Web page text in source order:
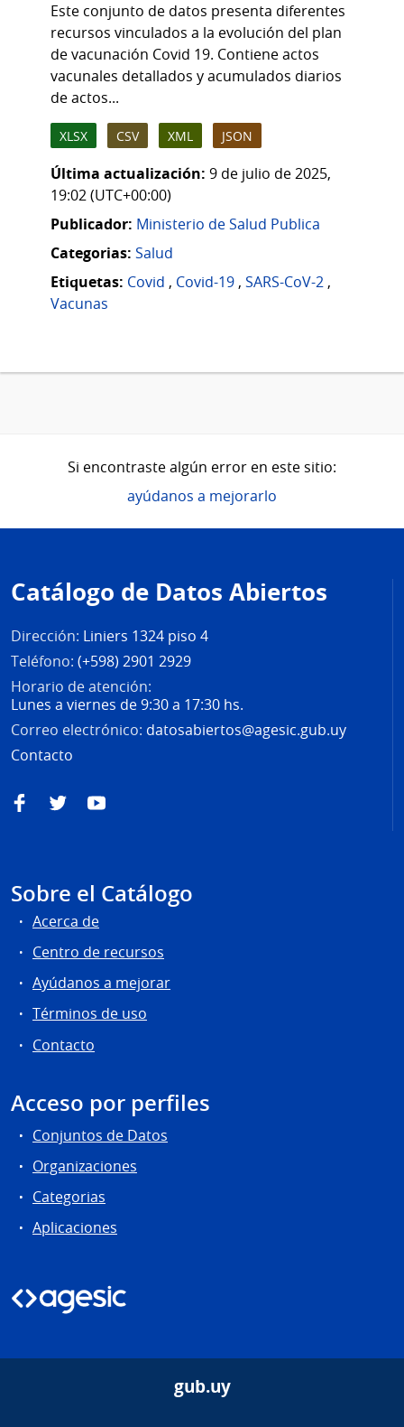
Este conjunto de datos presenta diferentes
recursos vinculados a la evolución del plan
de vacunación Covid 19. Contiene actos
vacunales detallados y acumulados diarios
de actos...
XLSX CSV XML JSON
Última actualización: 9 de julio de 2025,
19:02 (UTC+00:00)
Publicador: Ministerio de Salud Publica
Categorias: Salud
Etiquetas: Covid , Covid-19 , SARS-CoV-2 ,
Vacunas
Si encontraste algún error en este sitio:
ayúdanos a mejorarlo
de
página
Catálogo de Datos Abiertos
Dirección: Liniers 1324 piso 4
Teléfono: (+598) 2901 2929
Horario de atención:
Lunes a viernes de 9:30 a 17:30 hs.
Correo electrónico: datosabiertos@agesic.gub.uy
Contacto
FacebookTwitterYouTube
Sobre el Catálogo
Acerca de
Centro de recursos
Ayúdanos a mejorar
Términos de uso
Contacto
Acceso por perfiles
Conjuntos de Datos
Organizaciones
Categorias
Aplicaciones
gub.uy